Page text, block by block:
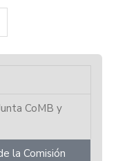
CoMB y
la Comisión